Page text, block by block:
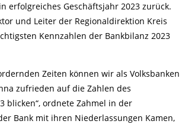
erfolgreiches Geschäftsjahr 2023 zurück.
und Leiter der Regionaldirektion Kreis
Kennzahlen der Bankbilanz 2023
Zeiten können wir als Volksbanken
zufrieden auf die Zahlen des
blicken“, ordnete Zahmel in der
Bank mit ihren Niederlassungen Kamen,